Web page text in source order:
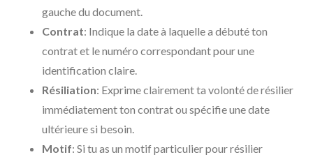
gauche du document.
Contrat: Indique la date à laquelle a débuté ton
contrat et le numéro correspondant pour une
identification claire.
Résiliation: Exprime clairement ta volonté de résilier
immédiatement ton contrat ou spécifie une date
ultérieure si besoin.
Motif: Si tu as un motif particulier pour résilier